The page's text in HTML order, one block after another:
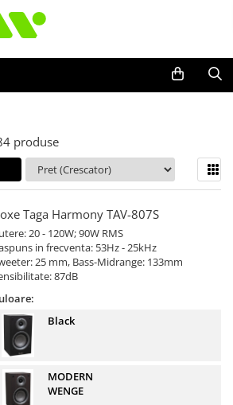
produse
Taga Harmony TAV-807S
20 - 120W; 90W RMS
in frecventa: 53Hz - 25kHz
25 mm, Bass-Midrange: 133mm
87dB
Black
MODERN
WENGE